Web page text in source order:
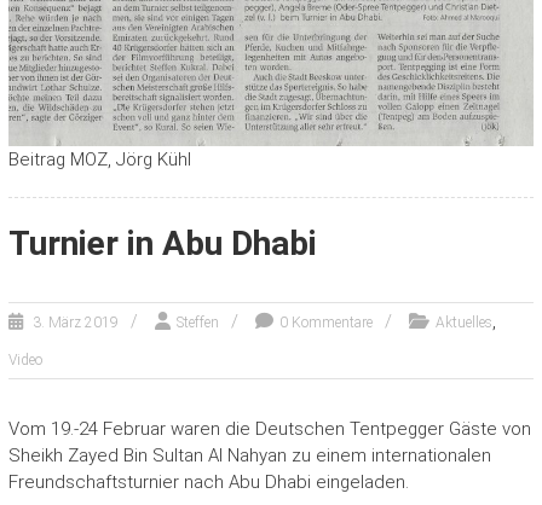
Beitrag MOZ, Jörg Kühl
Turnier in Abu Dhabi
3. März 2019 Steffen 0 Kommentare Aktuelles,
Video
Vom 19.-24 Februar waren die Deutschen Tentpegger Gäste von
Sheikh Zayed Bin Sultan Al Nahyan zu einem internationalen
Freundschaftsturnier nach Abu Dhabi eingeladen.